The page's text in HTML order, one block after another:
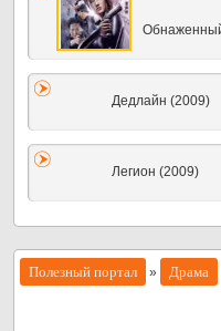
Дедлайн (2009)
Легион (2009)
Полезный портал » Драма